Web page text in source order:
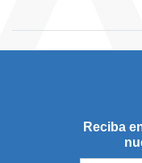
Reciba